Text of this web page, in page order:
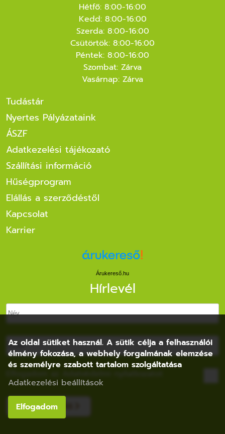
Hétfő: 8:00-16:00
Kedd: 8:00-16:00
Szerda: 8:00-16:00
Csütörtök: 8:00-16:00
Péntek: 8:00-16:00
Szombat: Zárva
Vasárnap: Zárva
Tudástár
Nyertes Pályázataink
ÁSZF
Adatkezelési tájékozató
Szállítási információ
Hűségprogram
Elállás a szerződéstől
Kapcsolat
Karrier
Árukereső.hu
Hírlevél
FELIRATKOZÁS
Az oldal sütiket használ. A sütik célja a felhasználói
élmény fokozása, a webhely forgalmának elemzése
és személyre szabott tartalom szolgáltatása
Adatkezelési beállítások
Elfogadom